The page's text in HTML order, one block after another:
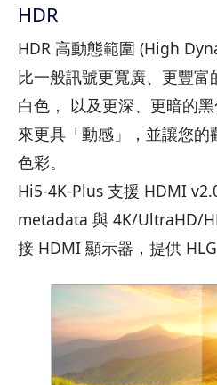
HDR
HDR 高動態範圍 (High
比一般訊號更寬廣、更豐
白色， 以及更深、更暗的
來更具「動感」，並讓您
色彩。
Hi5-4K-Plus 支援 HDMI
metadata 與 4K/UltraHD/
接 HDMI 顯示器，提供 HLG